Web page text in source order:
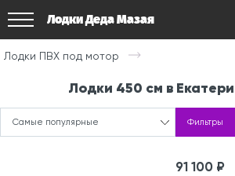
Лодки Деда Мазая
Лодки ПВХ под мотор
Лодки 450 см в
Самые популярные Фильтры
91 100 ₽